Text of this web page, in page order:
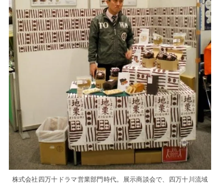
株式会社四万十ドラマ営業部門時代。展示商談会で、四万十川流域